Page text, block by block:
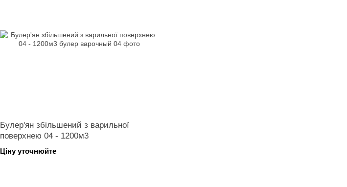
Булер'ян збільшений з варильної
поверхнею 04 - 1200м3
Ціну уточнюйте